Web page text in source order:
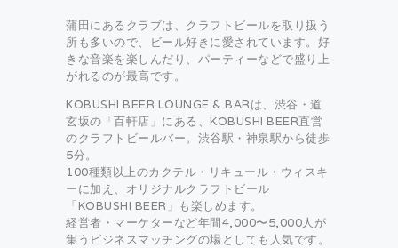
蒲田にあるクラブは、クラフトビールを取り扱う
所も多いので、ビール好きに愛されています。好
きな音楽を楽しんだり、パーティーなどで盛り上
がれるのが最高です。
KOBUSHI BEER LOUNGE & BARは、渋谷・道
玄坂の「百軒店」にある、KOBUSHI BEER直営
のクラフトビールバー。渋谷駅・神泉駅から徒歩
5分。
100種類以上のカクテル・リキュール・ウィスキ
ーに加え、オリジナルクラフトビール
「KOBUSHI BEER」も楽しめます。
経営者・マーケターなど年間4,000〜5,000人が
集うビジネスマッチングの場としても人気です。